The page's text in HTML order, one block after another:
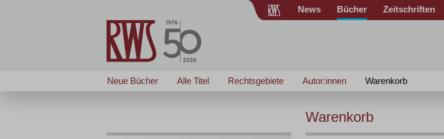
News Bücher Zeitschriften
Neue Bücher Alle Titel Rechtsgebiete Autor:innen Warenkorb
Warenkorb